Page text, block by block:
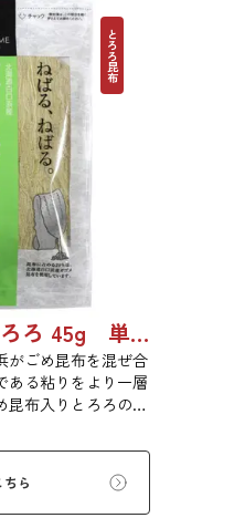
とろろ昆布
ガゴメ昆布入りとろろ 45g 単品 5袋セット 20袋セット 1774
がごめ昆布を混ぜ合
ある粘りをより一層
昆布入りとろろの粘
い。
ら